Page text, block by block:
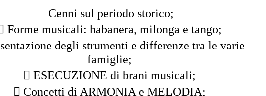
Cenni sul periodo storico;
Forme musicali: habanera, milonga e tango;
degli strumenti e differenze tra le varie
famiglie;
 ESECUZIONE di brani musicali;
 Concetti di ARMONIA e MELODIA;